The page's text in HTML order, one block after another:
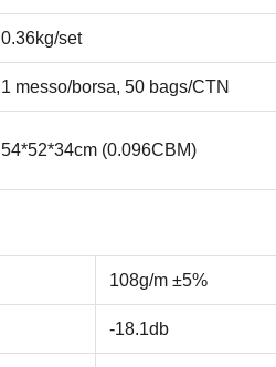
0.36kg/set
1 messo/borsa, 50 bags/CTN
54*52*34cm (0.096CBM)
108g/m ±5%
-18.1db